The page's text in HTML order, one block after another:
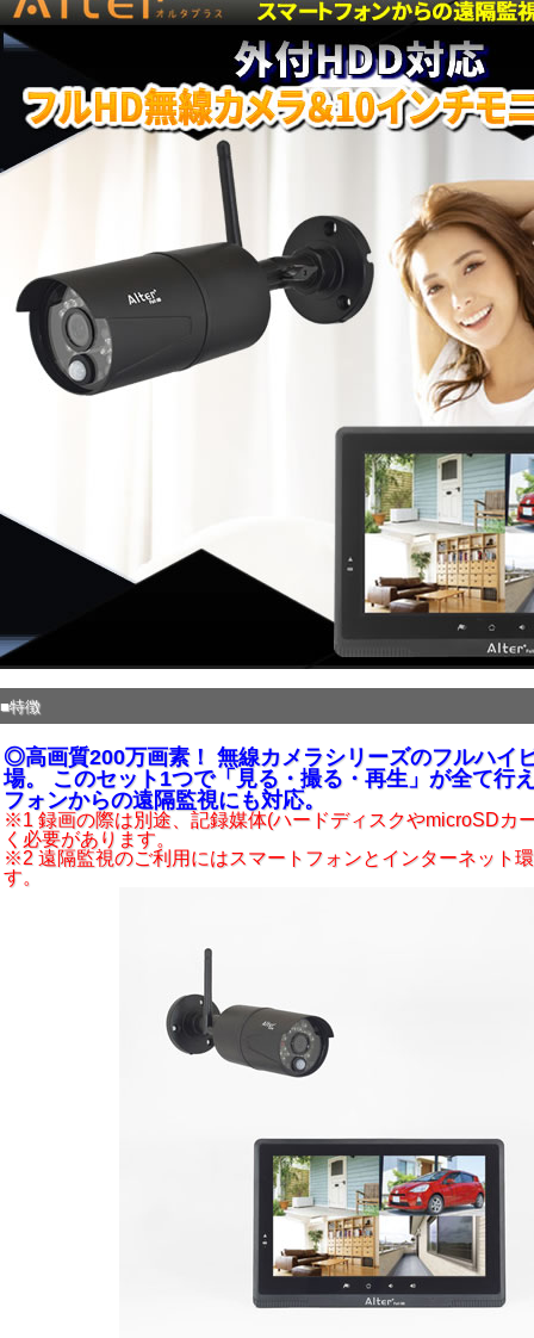
■特徴
◎高画質200万画素！ 無線カメラシリーズのフルハイ
場。 このセット1つで「見る・撮る・再生」が全て行
フォンからの遠隔監視にも対応。
※1 録画の際は別途、記録媒体(ハードディスクやmicroSDカ
く必要があります。
※2 遠隔監視のご利用にはスマートフォンとインターネット
す。